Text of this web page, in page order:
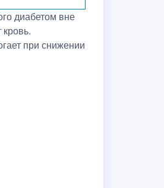
диабетом вне
при снижении